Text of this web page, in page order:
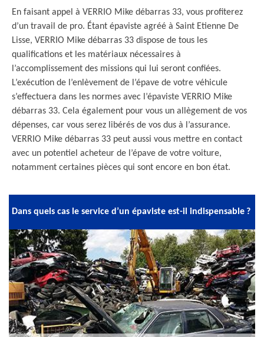
En faisant appel à VERRIO Mike débarras 33, vous profiterez
d’un travail de pro. Étant épaviste agréé à Saint Etienne De
Lisse, VERRIO Mike débarras 33 dispose de tous les
qualifications et les matériaux nécessaires à
l’accomplissement des missions qui lui seront confiées.
L’exécution de l’enlèvement de l’épave de votre véhicule
s’effectuera dans les normes avec l’épaviste VERRIO Mike
débarras 33. Cela également pour vous un allègement de vos
dépenses, car vous serez libérés de vos dus à l’assurance.
VERRIO Mike débarras 33 peut aussi vous mettre en contact
avec un potentiel acheteur de l’épave de votre voiture,
notamment certaines pièces qui sont encore en bon état.
Dans quels cas le service d’un épaviste est-il indispensable ?